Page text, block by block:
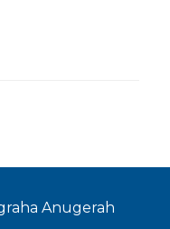
Anugerah